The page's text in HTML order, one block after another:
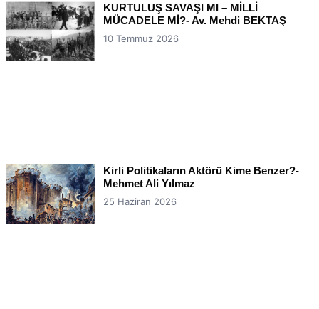
KURTULUŞ SAVAŞI MI – MİLLİ
MÜCADELE Mİ?- Av. Mehdi BEKTAŞ
10 Temmuz 2026
Kirli Politikaların Aktörü Kime Benzer?-
Mehmet Ali Yılmaz
25 Haziran 2026